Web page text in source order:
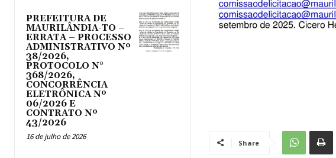
PREFEITURA DE
MAURILÂNDIA-TO –
ERRATA – PROCESSO
ADMINISTRATIVO Nº
38/2026,
PROTOCOLO N°
368/2026,
CONCORRÊNCIA
ELETRÔNICA Nº
06/2026 E
CONTRATO Nº
43/2026
16 de julho de 2026
Share